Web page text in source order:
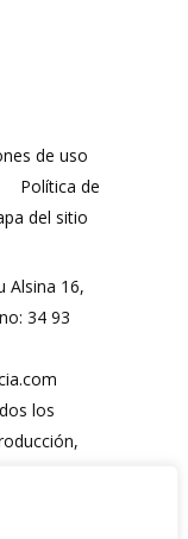
de uso
Política de
del sitio
Alsina 16,
34 93
los